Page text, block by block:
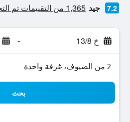
7.2 جيد 1,365 من التقييمات تم التحقق منها
خ 13/8 -
2 من الضيوف، غرفة واحدة
بحث